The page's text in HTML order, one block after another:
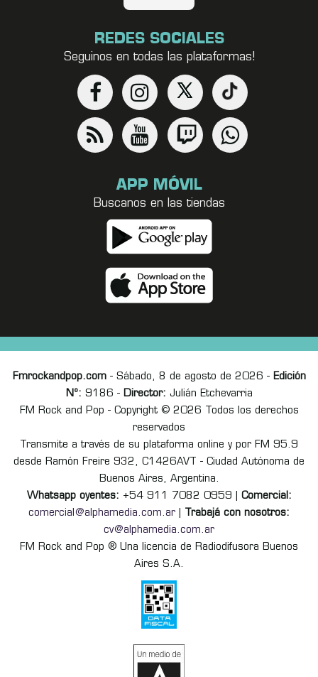
REDES SOCIALES
Seguinos en todas las plataformas!
APP MÓVIL
Buscanos en las tiendas
Fmrockandpop.com- Sábado, 8 de agosto de 2026 - Edición
Nº: 9186 - Director: Julián Etchevarria
FM Rock and Pop - Copyright © 2026 Todos los derechos
reservados
Transmite a través de su plataforma online y por FM 95.9
desde Ramón Freire 932, C1426AVT - Ciudad Autónoma de
Buenos Aires, Argentina.
Whatsapp oyentes: +54 911 7082 0959 | Comercial:
comercial@alphamedia.com.ar
Trabajá con nosotros:
cv@alphamedia.com.ar
FM Rock and Pop ® Una licencia de Radiodifusora Buenos
Aires S.A.